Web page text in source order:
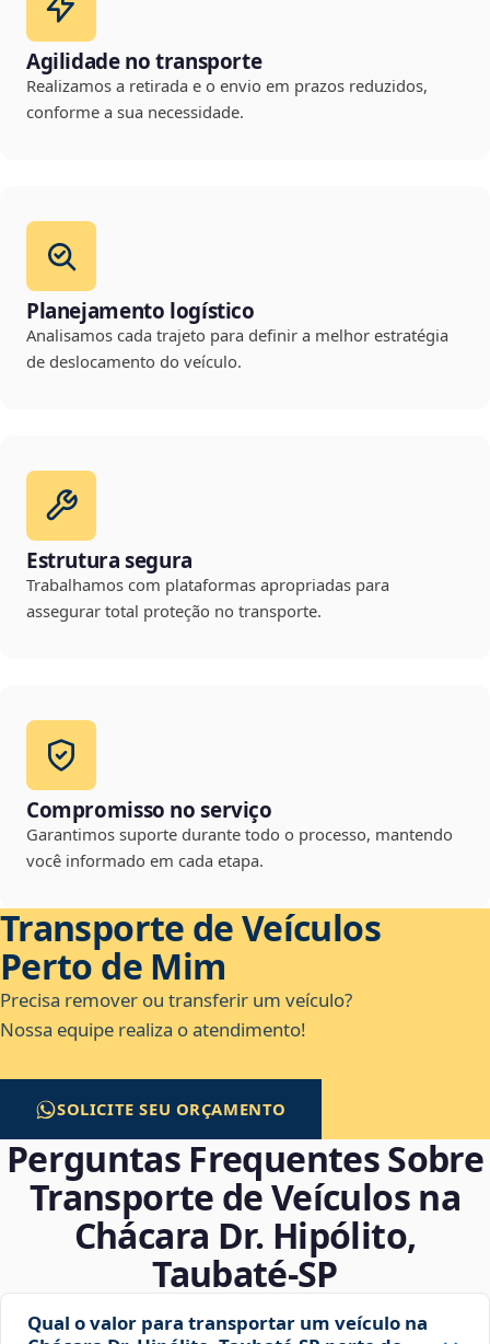
Agilidade no transporte
Realizamos a retirada e o envio em prazos reduzidos,
conforme a sua necessidade.
Planejamento logístico
Analisamos cada trajeto para definir a melhor estratégia
de deslocamento do veículo.
Estrutura segura
Trabalhamos com plataformas apropriadas para
assegurar total proteção no transporte.
Compromisso no serviço
Garantimos suporte durante todo o processo, mantendo
você informado em cada etapa.
Transporte de Veículos
Perto de Mim
Precisa remover ou transferir um veículo?
Nossa equipe realiza o atendimento!
SOLICITE SEU ORÇAMENTO
Perguntas Frequentes Sobre
Transporte de Veículos na
Chácara Dr. Hipólito,
Taubaté‑SP
Qual o valor para transportar um veículo na